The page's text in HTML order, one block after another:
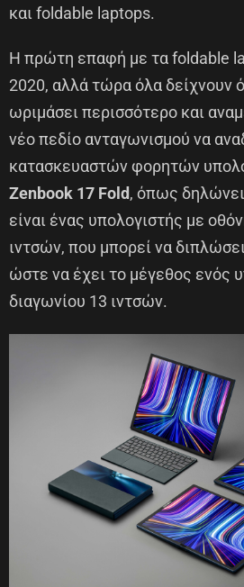
και foldable laptops.
Η πρώτη επαφή με τα foldable
2020, αλλά τώρα όλα δείχνουν
ωριμάσει περισσότερο και
νέο πεδίο ανταγωνισμού να
κατασκευαστών φορητών
Zenbook 17 Fold, όπως
είναι ένας υπολογιστής με
ιντσών, που μπορεί να
ώστε να έχει το μέγεθος ενός
διαγωνίου 13 ιντσών.